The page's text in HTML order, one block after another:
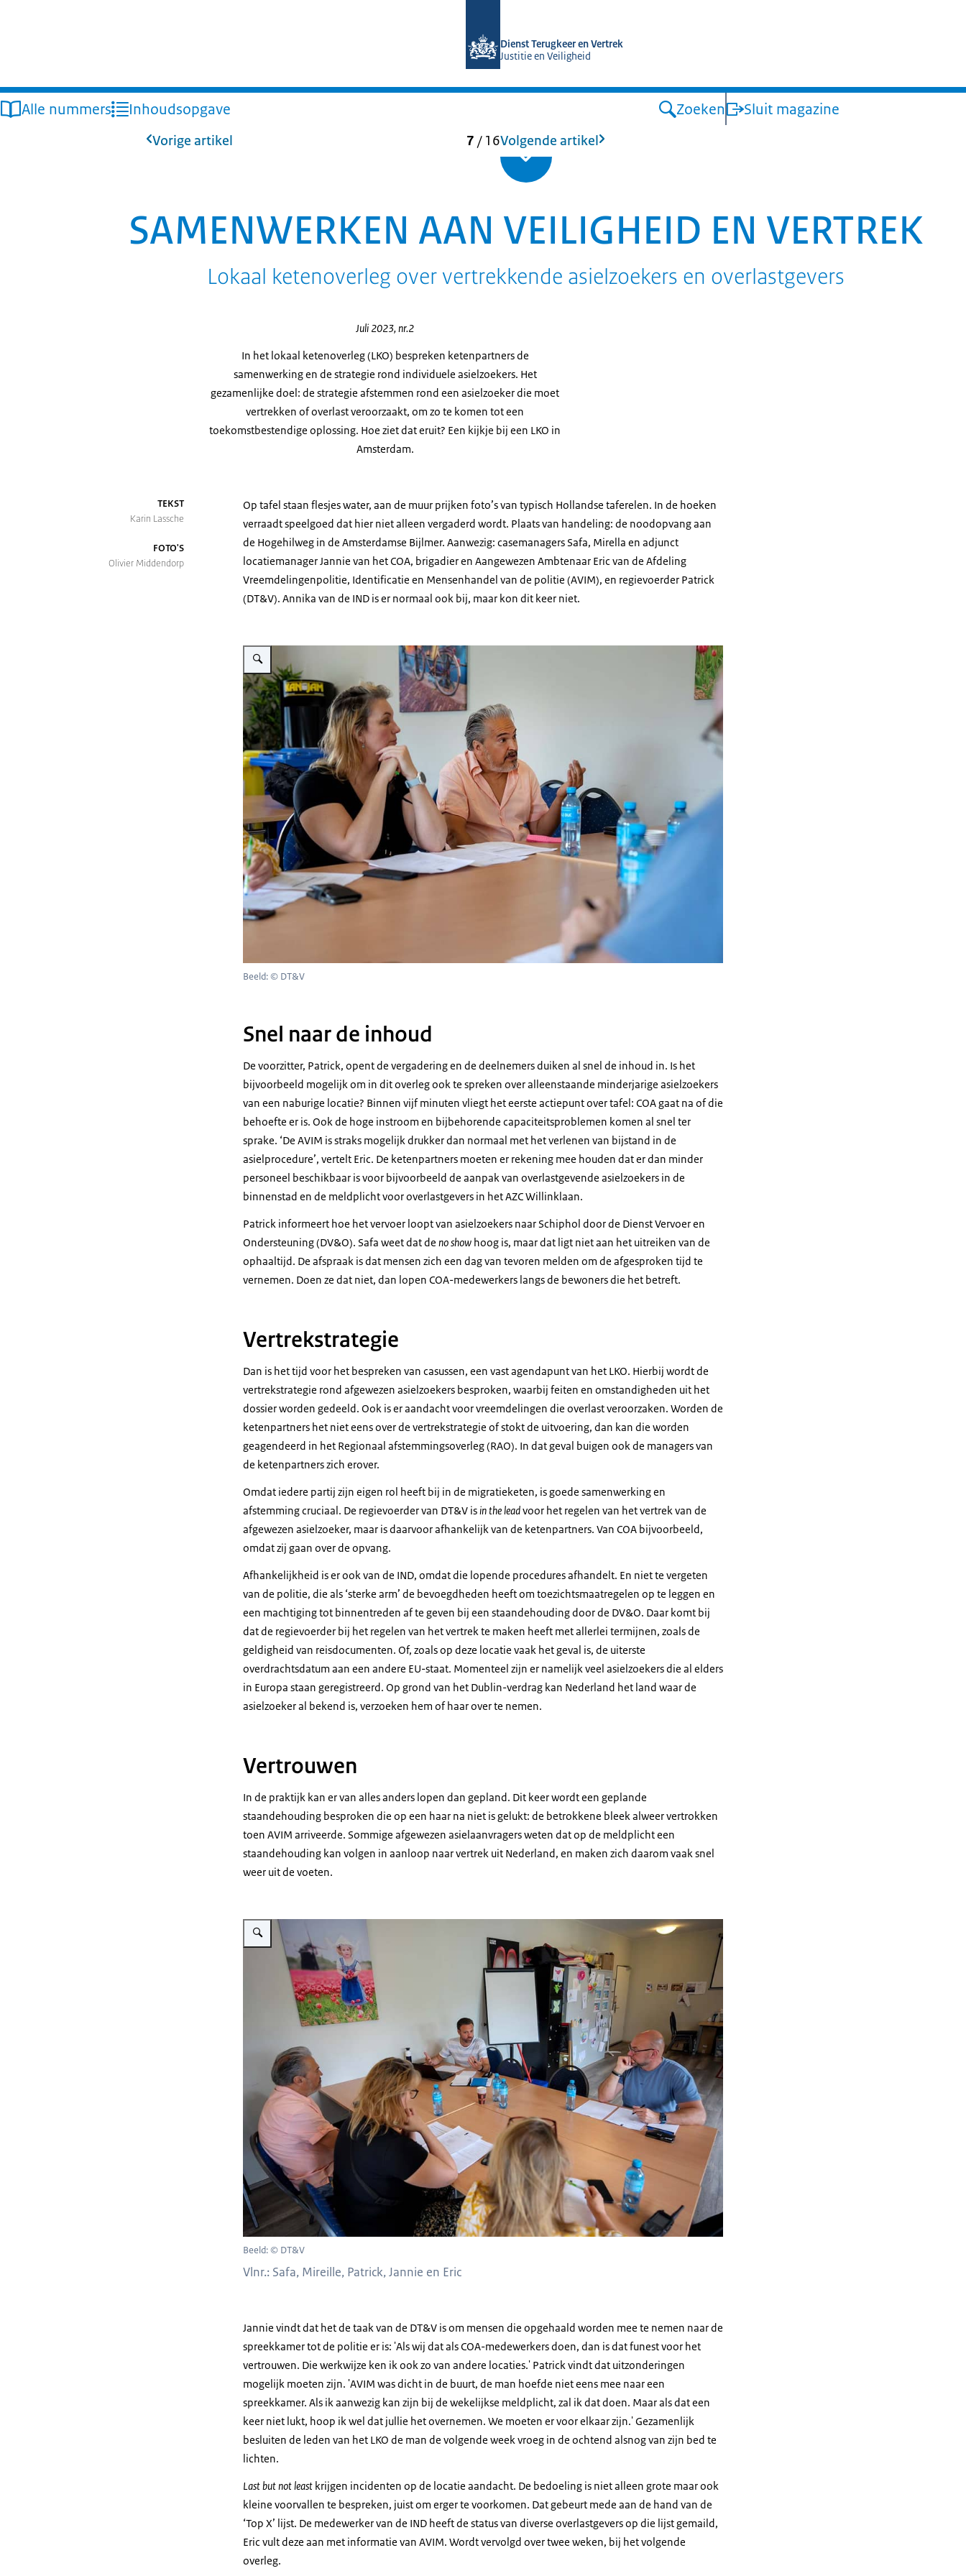
Dienst Terugkeer en Vertrek
Justitie en Veiligheid
Alle nummers Inhoudsopgave Zoeken Sluit magazine
Vorige artikel 7 / 16Volgende artikel
SAMENWERKEN AAN VEILIGHEID EN VERTREK
Lokaal ketenoverleg over vertrekkende asielzoekers en overlastgevers
Juli 2023, nr.2
In het lokaal ketenoverleg (LKO) bespreken ketenpartners de
samenwerking en de strategie rond individuele asielzoekers. Het
gezamenlijke doel: de strategie afstemmen rond een asielzoeker die moet
vertrekken of overlast veroorzaakt, om zo te komen tot een
toekomstbestendige oplossing. Hoe ziet dat eruit? Een kijkje bij een LKO in
Amsterdam.
TEKST
Karin Lassche
FOTO'S
Olivier Middendorp
Op tafel staan flesjes water, aan de muur prijken foto’s van typisch Hollandse taferelen. In de hoeken
verraadt speelgoed dat hier niet alleen vergaderd wordt. Plaats van handeling: de noodopvang aan
de Hogehilweg in de Amsterdamse Bijlmer. Aanwezig: casemanagers Safa, Mirella en adjunct
locatiemanager Jannie van het COA, brigadier en Aangewezen Ambtenaar Eric van de Afdeling
Vreemdelingenpolitie, Identificatie en Mensenhandel van de politie (AVIM), en regievoerder Patrick
(DT&V). Annika van de IND is er normaal ook bij, maar kon dit keer niet.
Vergroot afbeelding Over de schouder van een man zien we aan de overkant van de tafel een mannelijke en vrouwelijke collega zitten die iets uitleggen aan de rest van de
Beeld: © DT&V
Snel naar de inhoud
De voorzitter, Patrick, opent de vergadering en de deelnemers duiken al snel de inhoud in. Is het
bijvoorbeeld mogelijk om in dit overleg ook te spreken over alleenstaande minderjarige asielzoekers
van een naburige locatie? Binnen vijf minuten vliegt het eerste actiepunt over tafel: COA gaat na of die
behoefte er is. Ook de hoge instroom en bijbehorende capaciteitsproblemen komen al snel ter
sprake. ‘De AVIM is straks mogelijk drukker dan normaal met het verlenen van bijstand in de
asielprocedure’, vertelt Eric. De ketenpartners moeten er rekening mee houden dat er dan minder
personeel beschikbaar is voor bijvoorbeeld de aanpak van overlastgevende asielzoekers in de
binnenstad en de meldplicht voor overlastgevers in het AZC Willinklaan.
Patrick informeert hoe het vervoer loopt van asielzoekers naar Schiphol door de Dienst Vervoer en
Ondersteuning (DV&O). Safa weet dat de no show hoog is, maar dat ligt niet aan het uitreiken van de
ophaaltijd. De afspraak is dat mensen zich een dag van tevoren melden om de afgesproken tijd te
vernemen. Doen ze dat niet, dan lopen COA-medewerkers langs de bewoners die het betreft.
Vertrekstrategie
Dan is het tijd voor het bespreken van casussen, een vast agendapunt van het LKO. Hierbij wordt de
vertrekstrategie rond afgewezen asielzoekers besproken, waarbij feiten en omstandigheden uit het
dossier worden gedeeld. Ook is er aandacht voor vreemdelingen die overlast veroorzaken. Worden de
ketenpartners het niet eens over de vertrekstrategie of stokt de uitvoering, dan kan die worden
geagendeerd in het Regionaal afstemmingsoverleg (RAO). In dat geval buigen ook de managers van
de ketenpartners zich erover.
Omdat iedere partij zijn eigen rol heeft bij in de migratieketen, is goede samenwerking en
afstemming cruciaal. De regievoerder van DT&V isin the leadvoor het regelen van het vertrek van de
afgewezen asielzoeker, maar is daarvoor afhankelijk van de ketenpartners. Van COA bijvoorbeeld,
omdat zij gaan over de opvang.
Afhankelijkheid is er ook van de IND, omdat die lopende procedures afhandelt. En niet te vergeten
van de politie, die als ‘sterke arm’ de bevoegdheden heeft om toezichtsmaatregelen op te leggen en
een machtiging tot binnentreden af te geven bij een staandehouding door de DV&O. Daar komt bij
dat de regievoerder bij het regelen van het vertrek te maken heeft met allerlei termijnen, zoals de
geldigheid van reisdocumenten. Of, zoals op deze locatie vaak het geval is, de uiterste
overdrachtsdatum aan een andere EU-staat. Momenteel zijn er namelijk veel asielzoekers die al elders
in Europa staan geregistreerd. Op grond van het Dublin-verdrag kan Nederland het land waar de
asielzoeker al bekend is, verzoeken hem of haar over te nemen.
Vertrouwen
In de praktijk kan er van alles anders lopen dan gepland. Dit keer wordt een geplande
staandehouding besproken die op een haar na niet is gelukt: de betrokkene bleek alweer vertrokken
toen AVIM arriveerde. Sommige afgewezen asielaanvragers weten dat op de meldplicht een
staandehouding kan volgen in aanloop naar vertrek uit Nederland, en maken zich daarom vaak snel
weer uit de voeten.
Vergroot afbeelding Iets van bovenaf zien we de vijf collega's aan tafel met elkaar in gesprek.
Beeld: © DT&V
Vlnr.: Safa, Mireille, Patrick, Jannie en Eric
Jannie vindt dat het de taak van de DT&V is om mensen die opgehaald worden mee te nemen naar de
spreekkamer tot de politie er is: 'Als wij dat als COA-medewerkers doen, dan is dat funest voor het
vertrouwen. Die werkwijze ken ik ook zo van andere locaties.' Patrick vindt dat uitzonderingen
mogelijk moeten zijn. 'AVIM was dicht in de buurt, de man hoefde niet eens mee naar een
spreekkamer. Als ik aanwezig kan zijn bij de wekelijkse meldplicht, zal ik dat doen. Maar als dat een
keer niet lukt, hoop ik wel dat jullie het overnemen. We moeten er voor elkaar zijn.' Gezamenlijk
besluiten de leden van het LKO de man de volgende week vroeg in de ochtend alsnog van zijn bed te
lichten.
Last but not least krijgen incidenten op de locatie aandacht. De bedoeling is niet alleen grote maar ook
kleine voorvallen te bespreken, juist om erger te voorkomen. Dat gebeurt mede aan de hand van de
‘Top X’ lijst. De medewerker van de IND heeft de status van diverse overlastgevers op die lijst gemaild,
Eric vult deze aan met informatie van AVIM. Wordt vervolgd over twee weken, bij het volgende
overleg.